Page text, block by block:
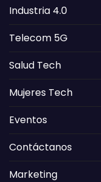
Industria 4.0
Telecom 5G
Salud Tech
Mujeres Tech
Eventos
Contáctanos
Marketing